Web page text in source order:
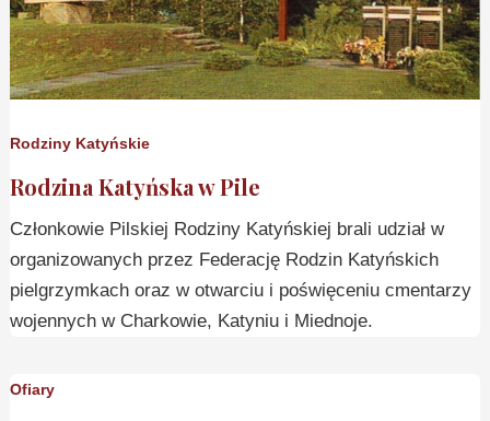
Rodziny Katyńskie
Rodzina Katyńska w Pile
Członkowie Pilskiej Rodziny Katyńskiej brali udział w
organizowanych przez Federację Rodzin Katyńskich
pielgrzymkach oraz w otwarciu i poświęceniu cmentarzy
wojennych w Charkowie, Katyniu i Miednoje.
Ofiary